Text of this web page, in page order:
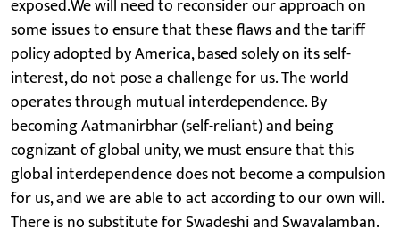
exposed.We will need to reconsider our approach on
some issues to ensure that these flaws and the tariff
policy adopted by America, based solely on its self-
interest, do not pose a challenge for us. The world
operates through mutual interdependence. By
becoming Aatmanirbhar (self-reliant) and being
cognizant of global unity, we must ensure that this
global interdependence does not become a compulsion
for us, and we are able to act according to our own will.
There is no substitute for Swadeshi and Swavalamban.